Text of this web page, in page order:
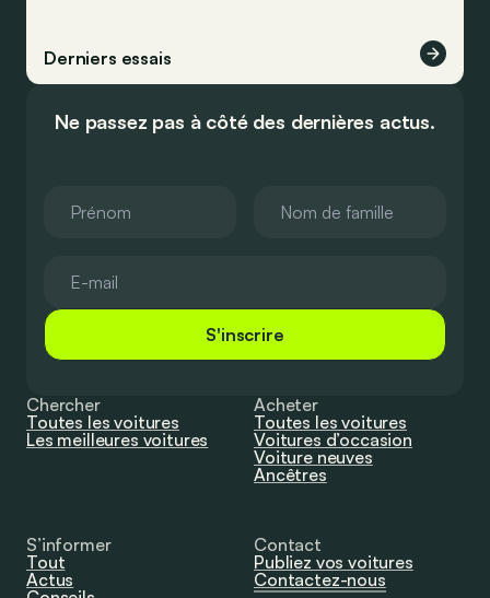
Derniers essais
Ne passez pas à côté des dernières actus.
S'inscrire
Chercher
Toutes les voitures
Les meilleures voitures
Acheter
Toutes les voitures
Voitures d’occasion
Voiture neuves
Ancêtres
S’informer
Tout
Actus
Contact
Publiez vos voitures
Contactez-nous